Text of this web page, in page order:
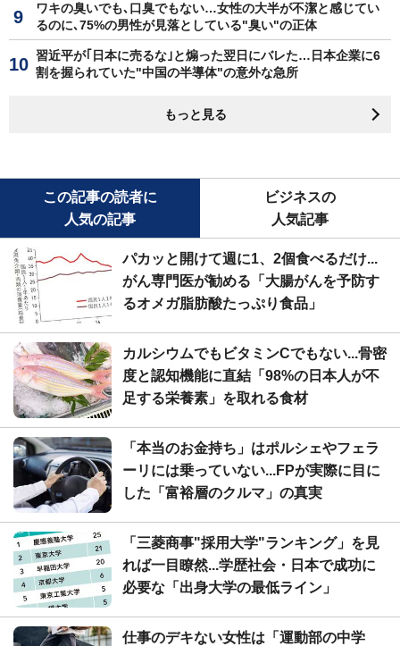
ワキの臭いでも､口臭でもない…女性の大半が不潔と感じてい
るのに､75%の男性が見落としている"臭い"の正体
習近平が｢日本に売るな｣と煽った翌日にバレた…日本企業に6
割を握られていた"中国の半導体"の意外な急所
もっと見る
この記事の読者に
人気の記事
ビジネスの
人気記事
パカッと開けて週に1、2個食べるだけ...
がん専門医が勧める「大腸がんを予防す
るオメガ脂肪酸たっぷり食品」
カルシウムでもビタミンCでもない...骨密
度と認知機能に直結「98%の日本人が不
足する栄養素」を取れる食材
「本当のお金持ち」はポルシェやフェラ
ーリには乗っていない...FPが実際に目に
した「富裕層のクルマ」の真実
「三菱商事"採用大学"ランキング」を見
れば一目瞭然...学歴社会・日本で成功に
必要な「出身大学の最低ライン」
仕事のデキない女性は「運動部の中学